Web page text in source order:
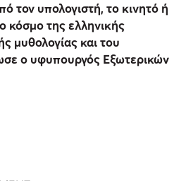
τον υπολογιστή, το κινητό ή
κόσμο της ελληνικής
μυθολογίας και του
ο υφυπουργός Εξωτερικών